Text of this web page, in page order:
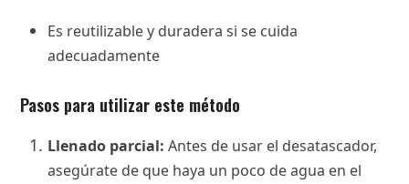
Es reutilizable y duradera si se cuida
adecuadamente
Pasos para utilizar este método
Llenado parcial:Antes de usar el desatascador,
asegúrate de que haya un poco de agua en el